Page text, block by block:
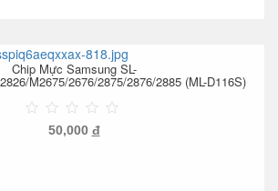
Chip Mực Samsung SL-
M2675/2676/2875/2876/2885 (ML-D116S)
50,000 đ